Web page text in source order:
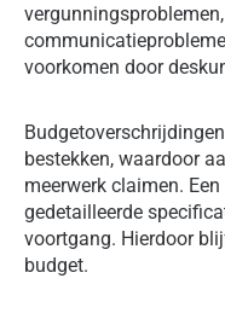
voorkomen door
bestekken, waardoor
meerwerk claimen.
gedetailleerde
voortgang. Hierdoor
budget.